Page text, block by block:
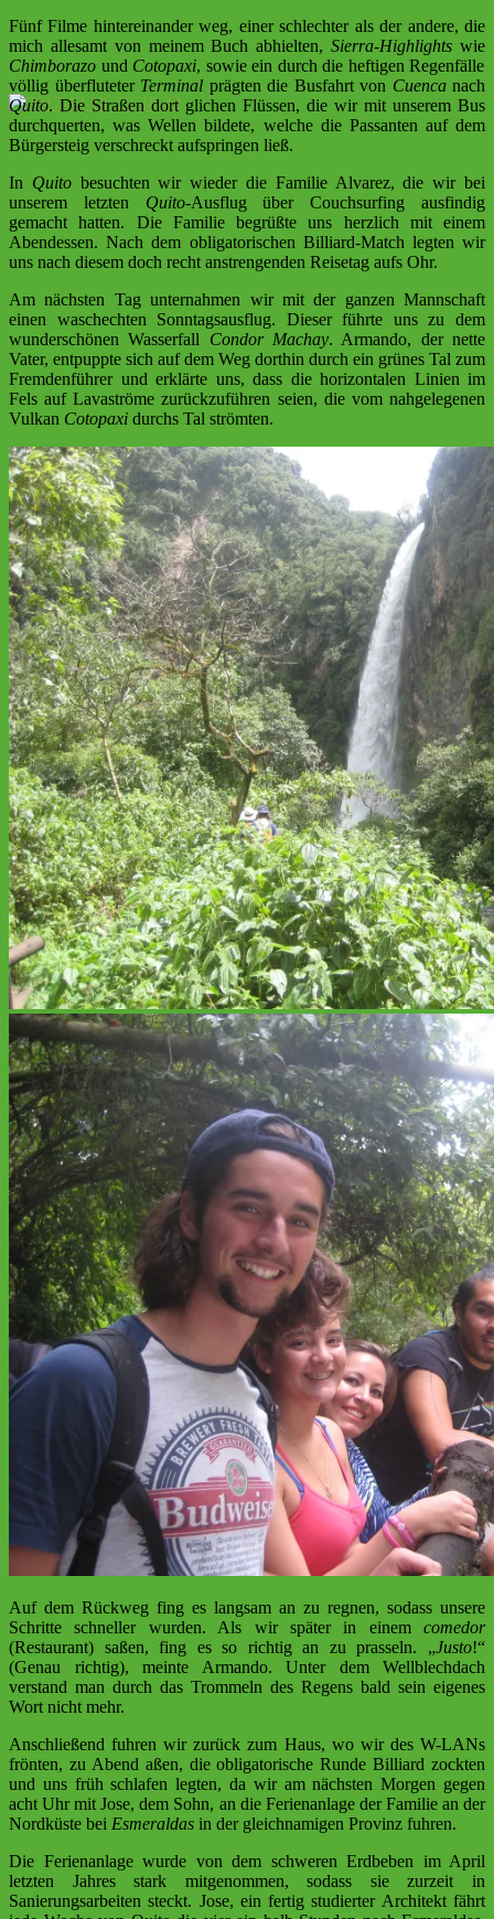
Fünf Filme hintereinander weg, einer schlechter als der andere, die
mich allesamt von meinem Buch abhielten,Sierra-Highlights wie
Chimborazo und Cotopaxi, sowie ein durch die heftigen Regenfälle
völlig überfluteter Terminal prägten die Busfahrt von Cuenca nach
Quito. Die Straßen dort glichen Flüssen, die wir mit unserem Bus
durchquerten, was Wellen bildete, welche die Passanten auf dem
Bürgersteig verschreckt aufspringen ließ.
In Quitobesuchten wir wieder die Familie Alvarez, die wir bei
unserem letzten Quito-Ausflug über Couchsurfing ausfindig
gemacht hatten. Die Familie begrüßte uns herzlich mit einem
Abendessen. Nach dem obligatorischen Billiard-Match legten wir
uns nach diesem doch recht anstrengenden Reisetag aufs Ohr.
Am nächsten Tag unternahmen wir mit der ganzen Mannschaft
einen waschechten Sonntagsausflug. Dieser führte uns zu dem
wunderschönen Wasserfall Condor Machay. Armando, der nette
Vater, entpuppte sich auf dem Weg dorthin durch ein grünes Tal zum
Fremdenführer und erklärte uns, dass die horizontalen Linien im
Fels auf Lavaströme zurückzuführen seien, die vom nahgelegenen
Vulkan Cotopaxi durchs Tal strömten.
Auf dem Rückweg fing es langsam an zu regnen, sodass unsere
Schritte schneller wurden. Als wir später in einem comedor
(Restaurant) saßen, fing es so richtig an zu prasseln. „Justo!“
(Genau richtig), meinte Armando. Unter dem Wellblechdach
verstand man durch das Trommeln des Regens bald sein eigenes
Wort nicht mehr.
Anschließend fuhren wir zurück zum Haus, wo wir des W-LANs
frönten, zu Abend aßen, die obligatorische Runde Billiard zockten
und uns früh schlafen legten, da wir am nächsten Morgen gegen
acht Uhr mit Jose, dem Sohn, an die Ferienanlage der Familie an der
Nordküste bei Esmeraldas in der gleichnamigen Provinz fuhren.
Die Ferienanlage wurde von dem schweren Erdbeben im April
letzten Jahres stark mitgenommen, sodass sie zurzeit in
Sanierungsarbeiten steckt. Jose, ein fertig studierter Architekt fährt